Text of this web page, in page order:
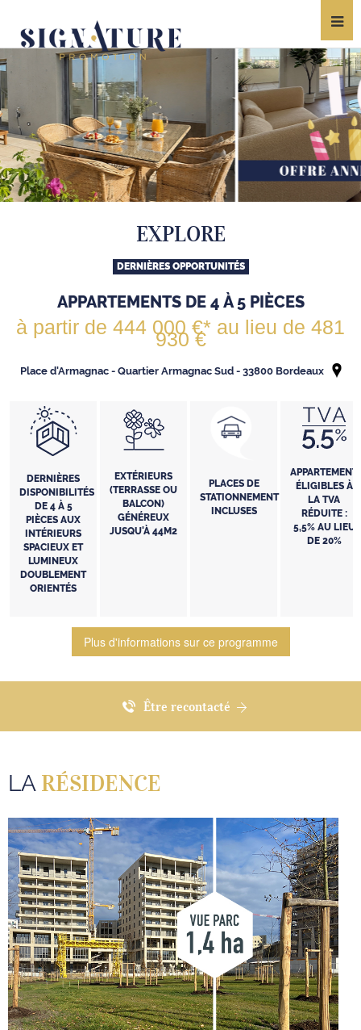
EXPLORE
DERNIÈRES OPPORTUNITÉS
APPARTEMENTS DE 4 À 5 PIÈCES
à partir de 444 000 €* au lieu de 481
930 €
Place d'Armagnac - Quartier Armagnac Sud - 33800 Bordeaux
DERNIÈRES
DISPONIBILITÉS
DE 4 À 5
PIÈCES AUX
INTÉRIEURS
SPACIEUX ET
LUMINEUX
DOUBLEMENT
ORIENTÉS
EXTÉRIEURS
(TERRASSE OU
BALCON)
GÉNÉREUX
JUSQU'À 44M2
PLACES DE
STATIONNEMENT
INCLUSES
ÉLIGIBLES À
LA TVA
RÉDUITE :
5,5% AU LIEU
DE 20%
Plus d'informations sur ce programme
Être recontacté
LA RÉSIDENCE